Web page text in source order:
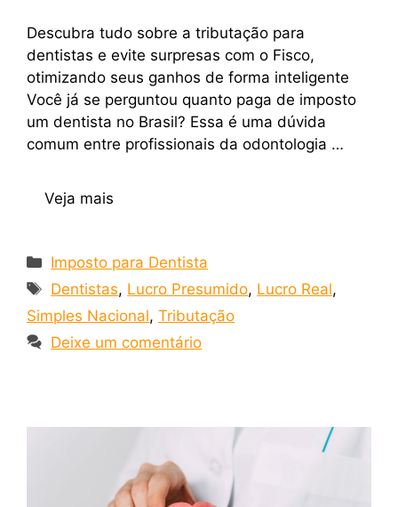
Descubra tudo sobre a tributação para
dentistas e evite surpresas com o Fisco,
otimizando seus ganhos de forma inteligente
Você já se perguntou quanto paga de imposto
um dentista no Brasil? Essa é uma dúvida
comum entre profissionais da odontologia …
Veja mais
Imposto para Dentista
Dentistas, Lucro Presumido, Lucro Real,
Simples Nacional, Tributação
Deixe um comentário